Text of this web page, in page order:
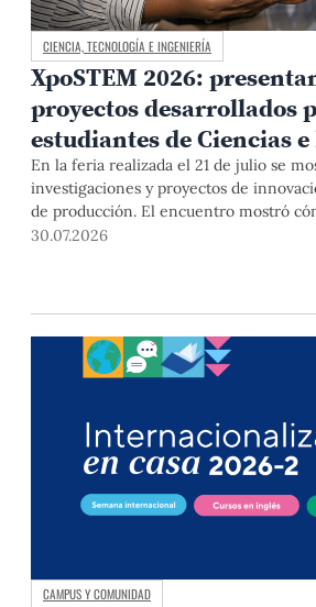
CIENCIA, TECNOLOGÍA E INGENIERÍA
XpoSTEM 2026:
proyectos desarrollados
estudiantes de Ciencias
PUCP orientados a
necesidades del país
En la feria realizada el 21 de julio se
investigaciones y proyectos de
de producción. El encuentro mostró
adquirido en las aulas puede responder
30.07.2026
CAMPUS Y COMUNIDAD